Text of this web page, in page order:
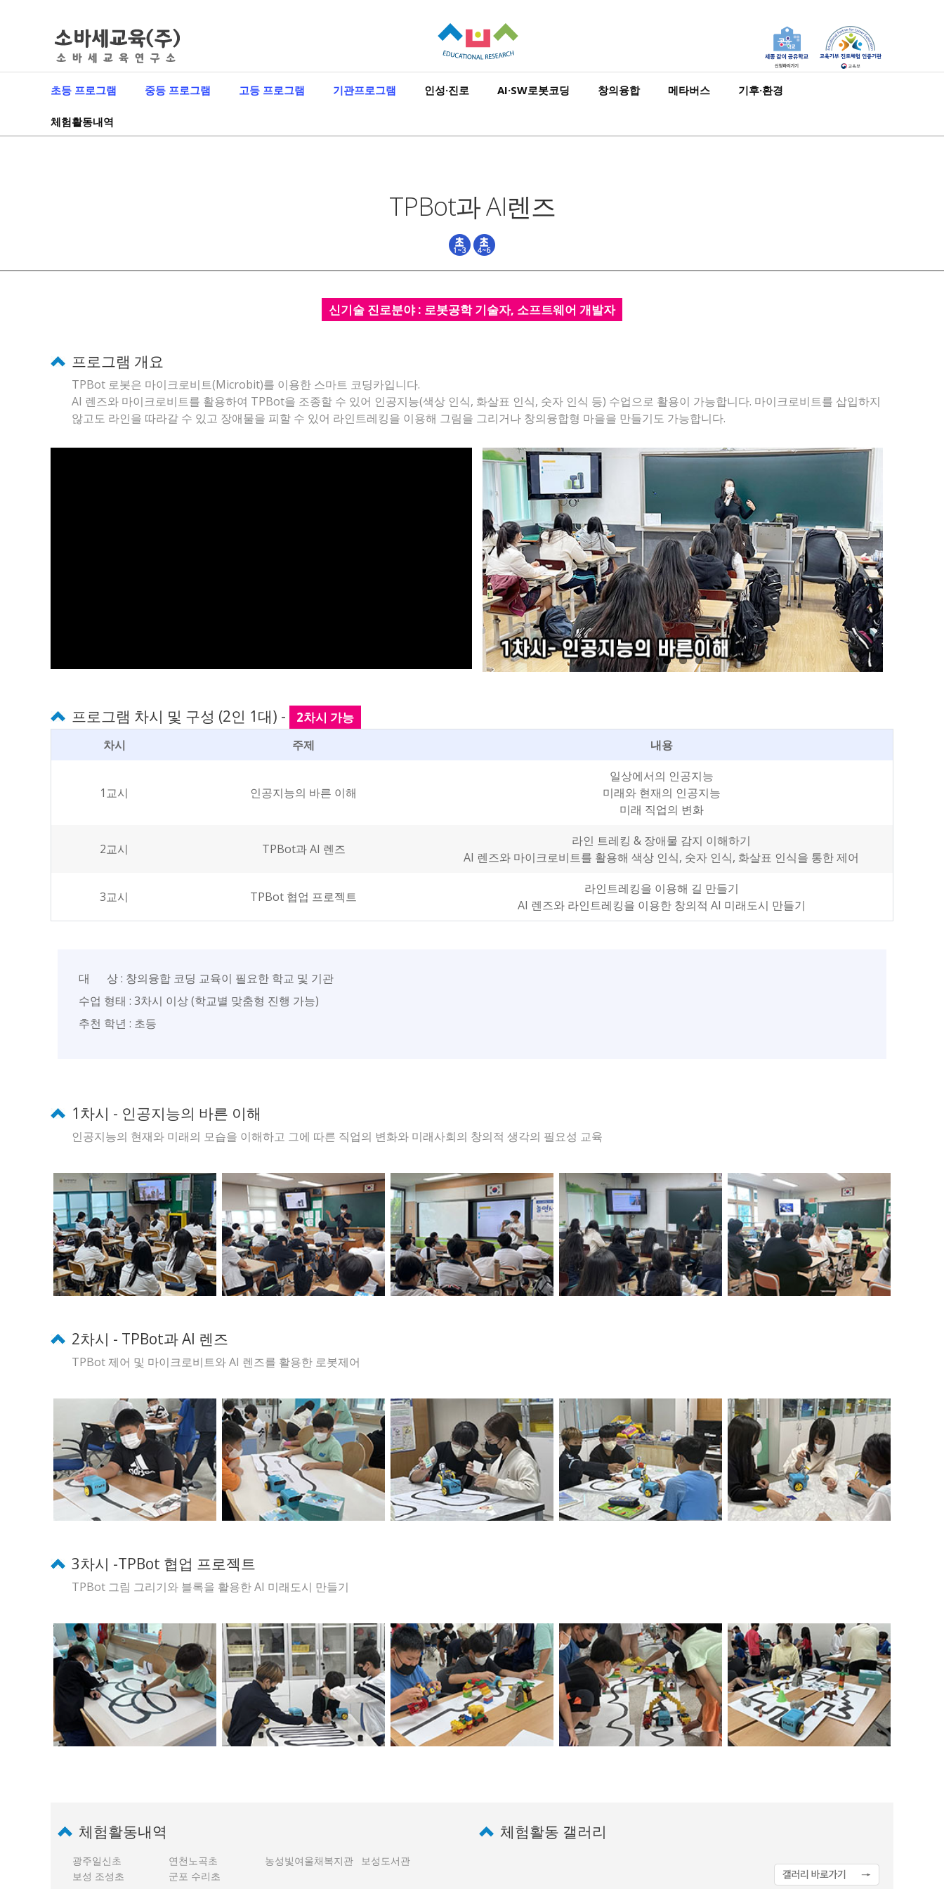
초등 프로그램 중등 프로그램 고등 프로그램 기관프로그램 인성·진로 AI·SW로봇코딩 창의융합 메타버스 기후·환경
체험활동내역
TPBot과 AI렌즈
신기술 진로분야 : 로봇공학 기술자, 소프트웨어 개발자
프로그램 개요
TPBot 로봇은 마이크로비트(Microbit)를 이용한 스마트 코딩카입니다.
AI 렌즈와 마이크로비트를 활용하여 TPBot을 조종할 수 있어 인공지능(색상 인식, 화살표 인식, 숫자 인식 등) 수업으로 활용이 가능합니다. 마이크로비트를 삽입하지
않고도 라인을 따라갈 수 있고 장애물을 피할 수 있어 라인트레킹을 이용해 그림을 그리거나 창의융합형 마을을 만들기도 가능합니다.
프로그램 차시 및 구성 (2인 1대) - 2차시 가능
차시 주제 내용
1교시 인공지능의 바른 이해
일상에서의 인공지능
미래와 현재의 인공지능
미래 직업의 변화
2교시 TPBot과 AI 렌즈
라인 트레킹 & 장애물 감지 이해하기
AI 렌즈와 마이크로비트를 활용해 색상 인식, 숫자 인식, 화살표 인식을 통한 제어
3교시 TPBot 협업 프로젝트
라인트레킹을 이용해 길 만들기
AI 렌즈와 라인트레킹을 이용한 창의적 AI 미래도시 만들기
대 상 : 창의융합 코딩 교육이 필요한 학교 및 기관
수업 형태 : 3차시 이상 (학교별 맞춤형 진행 가능)
추천 학년 : 초등
1차시 - 인공지능의 바른 이해
인공지능의 현재와 미래의 모습을 이해하고 그에 따른 직업의 변화와 미래사회의 창의적 생각의 필요성 교육
2차시 - TPBot과 AI 렌즈
TPBot 제어 및 마이크로비트와 AI 렌즈를 활용한 로봇제어
3차시 -TPBot 협업 프로젝트
TPBot 그림 그리기와 블록을 활용한 AI 미래도시 만들기
체험활동내역
광주일신초 연천노곡초 농성빛여울채복지관
보성도서관
보성 조성초
군포 수리초
체험활동 갤러리